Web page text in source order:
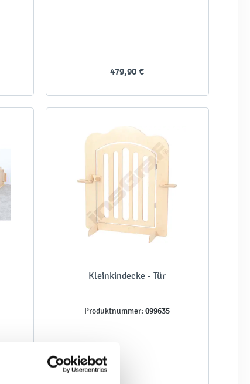
479,90 €
Kleinkindecke - Tür
Produktnummer: 099635